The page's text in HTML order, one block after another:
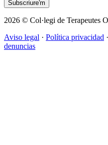
2026 © Col·legi de Terapeutes
Aviso legal · Política privacidad ·
denuncias